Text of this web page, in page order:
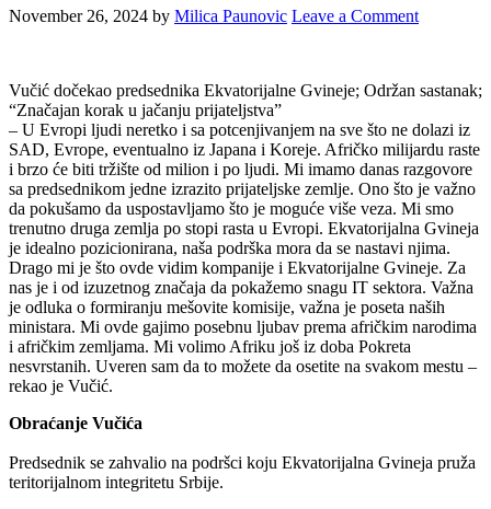
November 26, 2024 by Milica Paunovic Leave a Comment
Vučić dočekao predsednika Ekvatorijalne Gvineje; Održan sastanak;
“Značajan korak u jačanju prijateljstva”
– U Evropi ljudi neretko i sa potcenjivanjem na sve što ne dolazi iz
SAD, Evrope, eventualno iz Japana i Koreje. Afričko milijardu raste
i brzo će biti tržište od milion i po ljudi. Mi imamo danas razgovore
sa predsednikom jedne izrazito prijateljske zemlje. Ono što je važno
da pokušamo da uspostavljamo što je moguće više veza. Mi smo
trenutno druga zemlja po stopi rasta u Evropi. Ekvatorijalna Gvineja
je idealno pozicionirana, naša podrška mora da se nastavi njima.
Drago mi je što ovde vidim kompanije i Ekvatorijalne Gvineje. Za
nas je i od izuzetnog značaja da pokažemo snagu IT sektora. Važna
je odluka o formiranju mešovite komisije, važna je poseta naših
ministara. Mi ovde gajimo posebnu ljubav prema afričkim narodima
i afričkim zemljama. Mi volimo Afriku još iz doba Pokreta
nesvrstanih. Uveren sam da to možete da osetite na svakom mestu –
rekao je Vučić.
Obraćanje Vučića
Predsednik se zahvalio na podršci koju Ekvatorijalna Gvineja pruža
teritorijalnom integritetu Srbije.